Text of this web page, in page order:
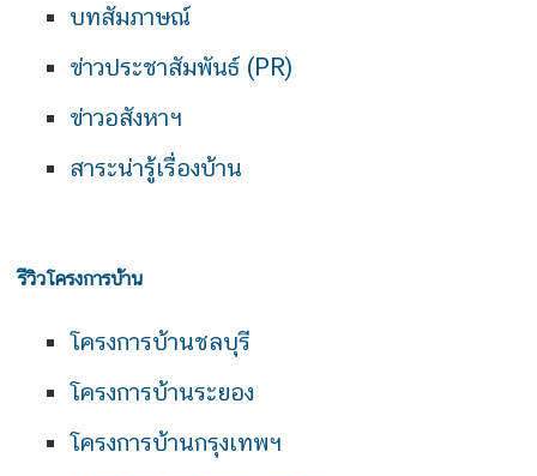
บทสัมภาษณ์
ข่าวประชาสัมพันธ์ (PR)
ข่าวอสังหาฯ
สาระน่ารู้เรื่องบ้าน
รีวิวโครงการบ้าน
โครงการบ้านชลบุรี
โครงการบ้านระยอง
โครงการบ้านกรุงเทพฯ